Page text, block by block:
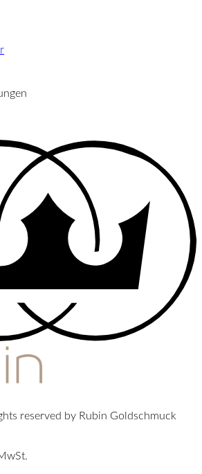
reserved by Rubin Goldschmuck